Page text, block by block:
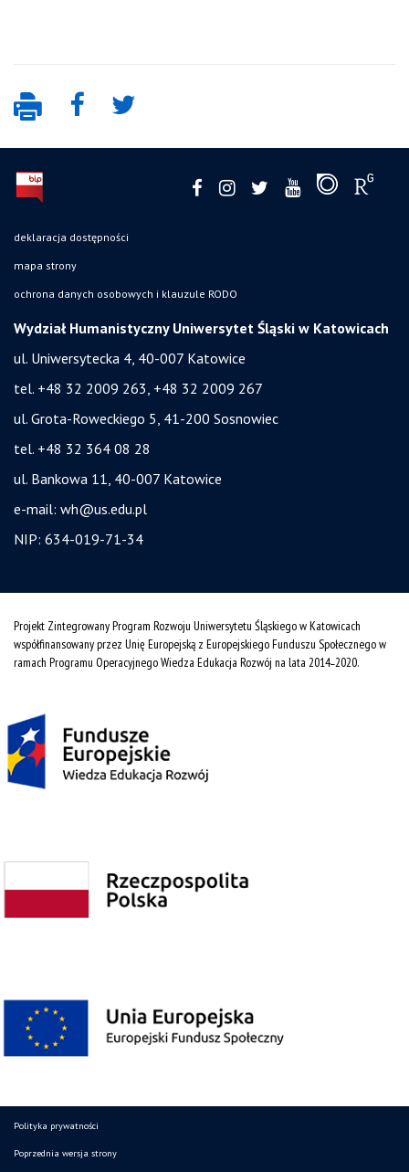
deklaracja dostępności
mapa strony
ochrona danych osobowych i klauzule RODO
Wydział Humanistyczny Uniwersytet Śląski w Katowicach
ul. Uniwersytecka 4, 40-007 Katowice
tel. +48 32 2009 263, +48 32 2009 267
ul. Grota-Roweckiego 5, 41-200 Sosnowiec
tel. +48 32 364 08 28
ul. Bankowa 11, 40-007 Katowice
e-mail: wh@us.edu.pl
NIP: 634-019-71-34
Projekt Zintegrowany Program Rozwoju Uniwersytetu Śląskiego w Katowicach
współfinansowany przez Unię Europejską z Europejskiego Funduszu Społecznego w
ramach Programu Operacyjnego Wiedza Edukacja Rozwój na lata 2014˗2020.
Polityka prywatności
Poprzednia wersja strony